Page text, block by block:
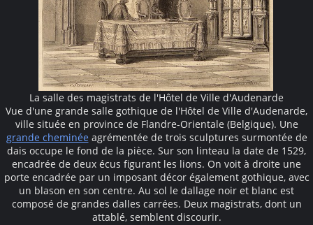
La salle des magistrats de l'Hôtel de Ville d'Audenarde
Vue d'une grande salle gothique de l'Hôtel de Ville d'Audenarde,
ville située en province de Flandre-Orientale (Belgique). Une
grande cheminéeagrémentée de trois sculptures surmontée de
dais occupe le fond de la pièce. Sur son linteau la date de 1529,
encadrée de deux écus figurant les lions. On voit à droite une
porte encadrée par un imposant décor également gothique, avec
un blason en son centre. Au sol le dallage noir et blanc est
composé de grandes dalles carrées. Deux magistrats, dont un
attablé, semblent discourir.